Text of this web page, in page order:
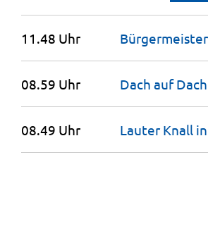
11.48 Uhr
08.59 Uhr Dach auf
08.49 Uhr Lauter Knall